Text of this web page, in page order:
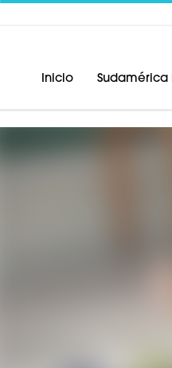
Inicio Sudamérica